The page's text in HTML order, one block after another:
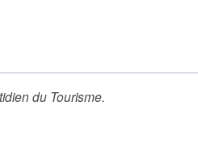
du Tourisme.